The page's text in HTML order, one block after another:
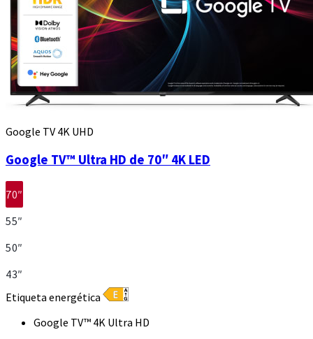
Google TV 4K UHD
Google TV™ Ultra HD de 70″ 4K LED
70″
55″
50″
43″
Etiqueta energética
Google TV™ 4K Ultra HD